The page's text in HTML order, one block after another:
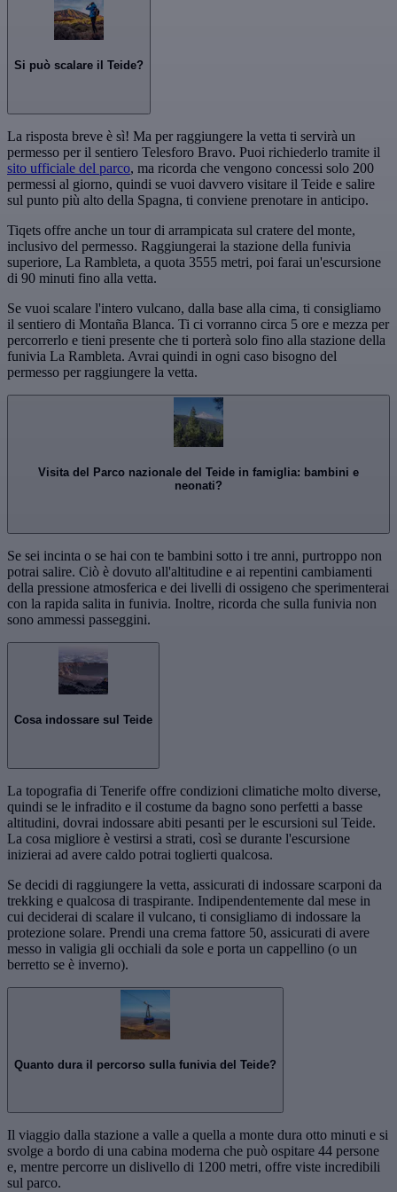
Si può scalare il Teide?
La risposta breve è sì! Ma per raggiungere la vetta ti servirà un
permesso per il sentiero Telesforo Bravo. Puoi richiederlo tramite il
sito ufficiale del parco, ma ricorda che vengono concessi solo 200
permessi al giorno, quindi se vuoi davvero visitare il Teide e salire
sul punto più alto della Spagna, ti conviene prenotare in anticipo.
Tiqets offre anche un tour di arrampicata sul cratere del monte,
inclusivo del permesso. Raggiungerai la stazione della funivia
superiore, La Rambleta, a quota 3555 metri, poi farai un'escursione
di 90 minuti fino alla vetta.
Se vuoi scalare l'intero vulcano, dalla base alla cima, ti consigliamo
il sentiero di Montaña Blanca. Ti ci vorranno circa 5 ore e mezza per
percorrerlo e tieni presente che ti porterà solo fino alla stazione della
funivia La Rambleta. Avrai quindi in ogni caso bisogno del
permesso per raggiungere la vetta.
Visita del Parco nazionale del Teide in famiglia: bambini e
neonati?
Se sei incinta o se hai con te bambini sotto i tre anni, purtroppo non
potrai salire. Ciò è dovuto all'altitudine e ai repentini cambiamenti
della pressione atmosferica e dei livelli di ossigeno che sperimenterai
con la rapida salita in funivia. Inoltre, ricorda che sulla funivia non
sono ammessi passeggini.
Cosa indossare sul Teide
La topografia di Tenerife offre condizioni climatiche molto diverse,
quindi se le infradito e il costume da bagno sono perfetti a basse
altitudini, dovrai indossare abiti pesanti per le escursioni sul Teide.
La cosa migliore è vestirsi a strati, così se durante l'escursione
inizierai ad avere caldo potrai toglierti qualcosa.
Se decidi di raggiungere la vetta, assicurati di indossare scarponi da
trekking e qualcosa di traspirante. Indipendentemente dal mese in
cui deciderai di scalare il vulcano, ti consigliamo di indossare la
protezione solare. Prendi una crema fattore 50, assicurati di avere
messo in valigia gli occhiali da sole e porta un cappellino (o un
berretto se è inverno).
Quanto dura il percorso sulla funivia del Teide?
Il viaggio dalla stazione a valle a quella a monte dura otto minuti e si
svolge a bordo di una cabina moderna che può ospitare 44 persone
e, mentre percorre un dislivello di 1200 metri, offre viste incredibili
sul parco.